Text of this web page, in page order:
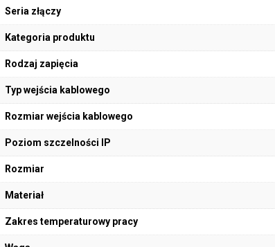
Seria złączy
Kategoria produktu
Rodzaj zapięcia
Typ wejścia kablowego
Rozmiar wejścia kablowego
Poziom szczelności IP
Rozmiar
Materiał
Zakres temperaturowy pracy